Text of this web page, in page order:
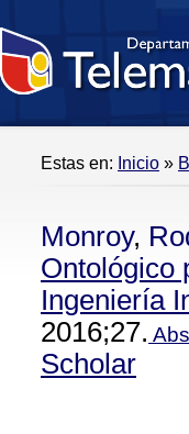
Estas en: Inicio »
Monroy,
Ontológico
Ingeniería
2016;27.
Scholar